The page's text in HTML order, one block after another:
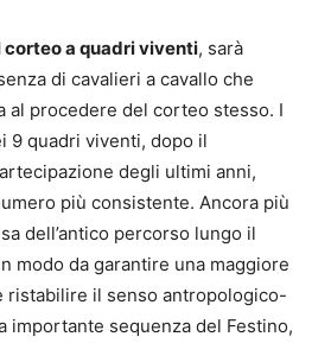
a quadri viventi, sarà
di cavalieri a cavallo che
al procedere del corteo stesso. I
9 quadri viventi, dopo il
degli ultimi anni,
più consistente. Ancora più
dell’antico percorso lungo il
modo da garantire una maggiore
ristabilire il senso antropologico-
importante sequenza del Festino,